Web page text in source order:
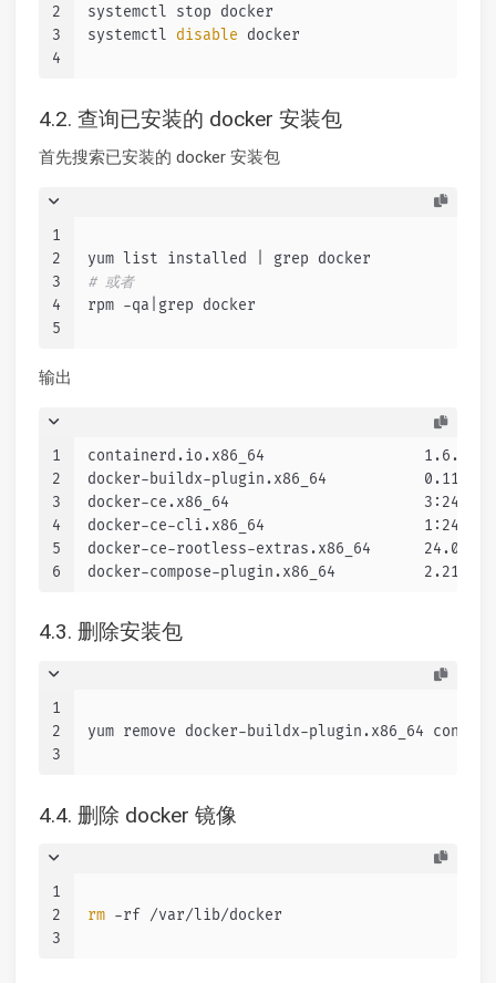
2
3
4
systemctl stop docker
systemctl disable docker
4.2. 查询已安装的 docker 安装包
首先搜索已安装的 docker 安装包
1
2
3
4
5
yum list installed | grep docker
# 或者
rpm -qa|grep docker
输出
1
2
3
4
5
6
containerd.io.x86_64                  1.6.24-
docker-buildx-plugin.x86_64
docker-ce.x86_64
docker-ce-cli.x86_64
docker-ce-rootless-extras.x86_64
docker-compose-plugin.x86_64
4.3. 删除安装包
1
2
3
yum remove docker-buildx-plugin.x86_64
4.4. 删除 docker 镜像
1
2
3
rm -rf /var/lib/docker